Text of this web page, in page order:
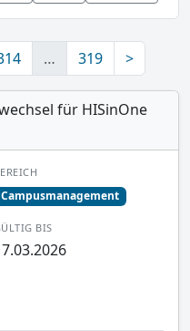
… 319 >
für HISinOne
Campusmanagement
BIS